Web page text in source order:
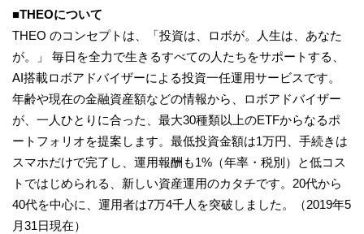
■THEOについて
THEO のコンセプトは、「投資は、ロボが。人生は、あなた
が。」 毎日を全力で生きるすべての人たちをサポートする、
AI搭載ロボアドバイザーによる投資一任運用サービスです。
年齢や現在の金融資産額などの情報から、ロボアドバイザー
が、一人ひとりに合った、最大30種類以上のETFからなるポ
ートフォリオを提案します。最低投資金額は1万円、手続きは
スマホだけで完了し、運用報酬も1%（年率・税別）と低コス
トではじめられる、新しい資産運用のカタチです。20代から
40代を中心に、運用者は7万4千人を突破しました。（2019年5
月31日現在）